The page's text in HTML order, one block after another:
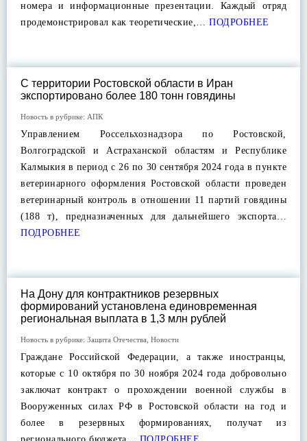
номера и информационные презентации. Каждый отряд
продемонстрировал как теоретические,… ПОДРОБНЕЕ
С территории Ростовской области в Иран
экспортировано более 180 тонн говядины
Новость в рубрике: АПК
Управлением Россельхознадзора по Ростовской,
Волгоградской и Астраханской областям и Республике
Калмыкия в период с 26 по 30 сентября 2024 года в пункте
ветеринарного оформления Ростовской области проведен
ветеринарный контроль в отношении 11 партий говядины
(188 т), предназначенных для дальнейшего экспорта…
ПОДРОБНЕЕ
На Дону для контрактников резервных
формирований установлена единовременная
региональная выплата в 1,3 млн рублей
Новость в рубрике: Защита Отечества Новости
Граждане Российской Федерации, а также иностранцы,
которые с 10 октября по 30 ноября 2024 года добровольно
заключат контракт о прохождении военной службы в
Вооруженных силах РФ в Ростовской области на год и
более в резервных формированиях, получат из